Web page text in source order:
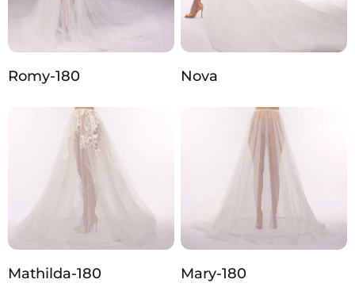
Romy-180 Nova
Mathilda-180 Mary-180